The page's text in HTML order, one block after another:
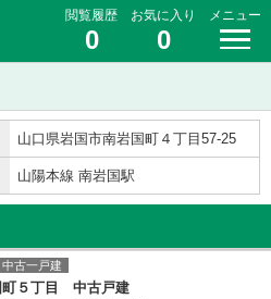
閲覧履歴
0
お気に入り
0
メニュー
山口県岩国市南岩国町４丁目57-25
山陽本線 南岩国駅
古一戸建
町５丁目 中古戸建